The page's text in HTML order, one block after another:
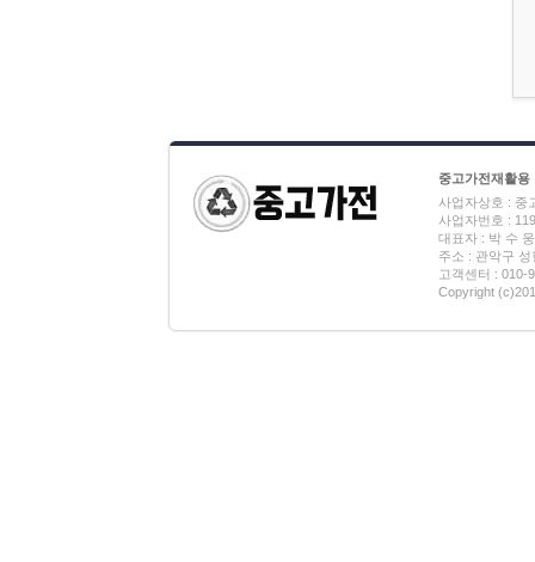
중고가전재활용
사업자상호 : 중
사업자번호 :
대표자 : 박 수 웅
주소 : 관악구
고객센터 : 010-
Copyright